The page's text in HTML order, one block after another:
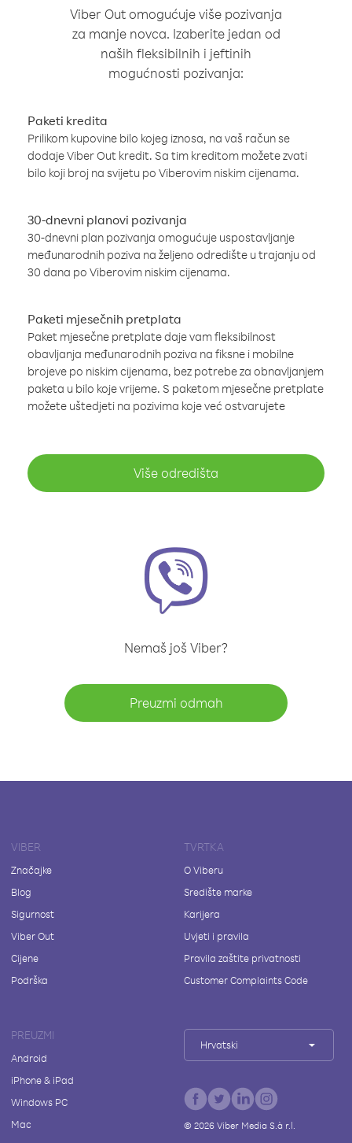
Viber Out omogućuje više pozivanja
za manje novca. Izaberite jedan od
naših fleksibilnih i jeftinih
mogućnosti pozivanja:
Paketi kredita
Prilikom kupovine bilo kojeg iznosa, na vaš račun se
dodaje Viber Out kredit. Sa tim kreditom možete zvati
bilo koji broj na svijetu po Viberovim niskim cijenama.
30-dnevni planovi pozivanja
30-dnevni plan pozivanja omogućuje uspostavljanje
međunarodnih poziva na željeno odredište u trajanju od
30 dana po Viberovim niskim cijenama.
Paketi mjesečnih pretplata
Paket mjesečne pretplate daje vam fleksibilnost
obavljanja međunarodnih poziva na fiksne i mobilne
brojeve po niskim cijenama, bez potrebe za obnavljanjem
paketa u bilo koje vrijeme. S paketom mjesečne pretplate
možete uštedjeti na pozivima koje već ostvarujete
Više odredišta
Nemaš još Viber?
Preuzmi odmah
VIBER
Značajke
Blog
Sigurnost
Viber Out
Cijene
Podrška
TVRTKA
O Viberu
Središte marke
Karijera
Uvjeti i pravila
Pravila zaštite privatnosti
Customer Complaints Code
PREUZMI
Android
iPhone & iPad
Windows PC
Mac
Hrvatski
© 2026Viber Media S.à r.l.